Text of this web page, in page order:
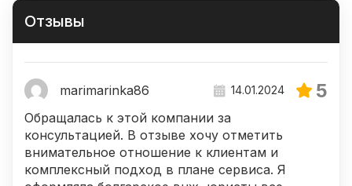
Отзывы
marimarinka86 14.01.2024 5
Обращалась к этой компании за
консультацией. В отзыве хочу отметить
внимательное отношение к клиентам и
комплексный подход в плане сервиса. Я